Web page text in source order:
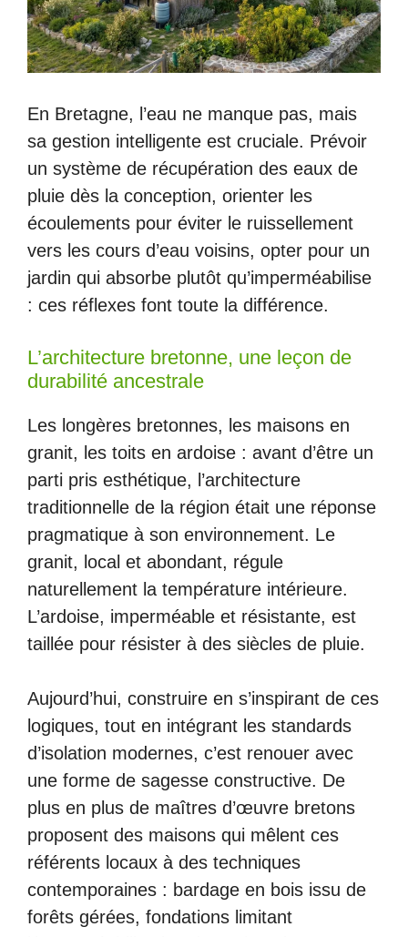
En Bretagne, l’eau ne manque pas, mais
sa gestion intelligente est cruciale. Prévoir
un système de récupération des eaux de
pluie dès la conception, orienter les
écoulements pour éviter le ruissellement
vers les cours d’eau voisins, opter pour un
jardin qui absorbe plutôt qu’imperméabilise
: ces réflexes font toute la différence.
L’architecture bretonne, une leçon de
durabilité ancestrale
Les longères bretonnes, les maisons en
granit, les toits en ardoise : avant d’être un
parti pris esthétique, l’architecture
traditionnelle de la région était une réponse
pragmatique à son environnement. Le
granit, local et abondant, régule
naturellement la température intérieure.
L’ardoise, imperméable et résistante, est
taillée pour résister à des siècles de pluie.
Aujourd’hui, construire en s’inspirant de ces
logiques, tout en intégrant les standards
d’isolation modernes, c’est renouer avec
une forme de sagesse constructive. De
plus en plus de maîtres d’œuvre bretons
proposent des maisons qui mêlent ces
référents locaux à des techniques
contemporaines : bardage en bois issu de
forêts gérées, fondations limitant